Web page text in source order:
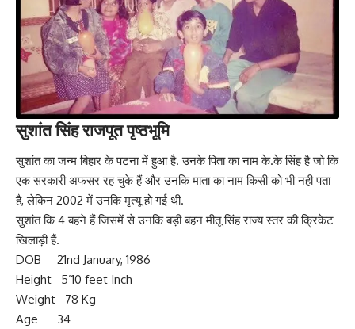
सुशांत सिंह राजपूत पृष्‍ठभूमि
सुशांत का जन्म बिहार के पटना में हुआ है. उनके पिता का नाम के.के सिंह है जो कि
एक सरकारी अफसर रह चुके हैं और उनकि माता का नाम किसी को भी नही पता
है, लेकिन 2002 में उनकि मृत्यू हो गई थी.
सुशांत कि 4 बहने हैं जिसमें से उनकि बड़ी बहन मीतू सिंह राज्य स्तर की क्रिकेट
खिलाड़ी हैं.
DOB 21nd January, 1986
Height 5’10 feet Inch
Weight 78 Kg
Age 34